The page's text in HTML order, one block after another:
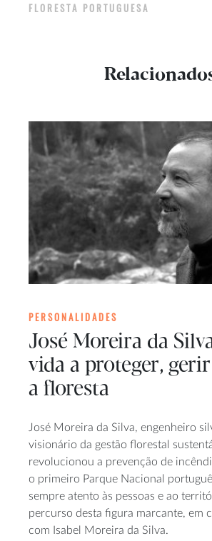
FLORESTA PORTUGUESA
PERSONALIDADES
José Moreira da
vida a proteger,
a floresta
José Moreira da Silva, engenheiro
visionário da gestão florestal
revolucionou a prevenção de
o primeiro Parque Nacional
sempre atento às pessoas e ao
percurso desta figura marcante, em
com Isabel Moreira da Silva.